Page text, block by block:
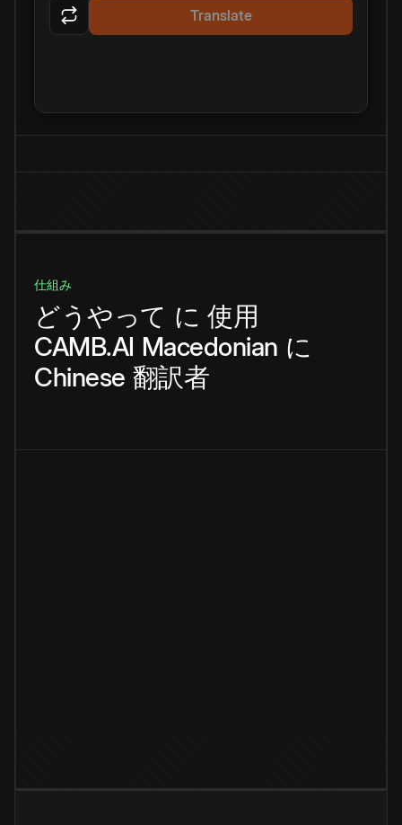
Translate
仕組み
どうやって に 使用
CAMB.AI Macedonian に
Chinese 翻訳者